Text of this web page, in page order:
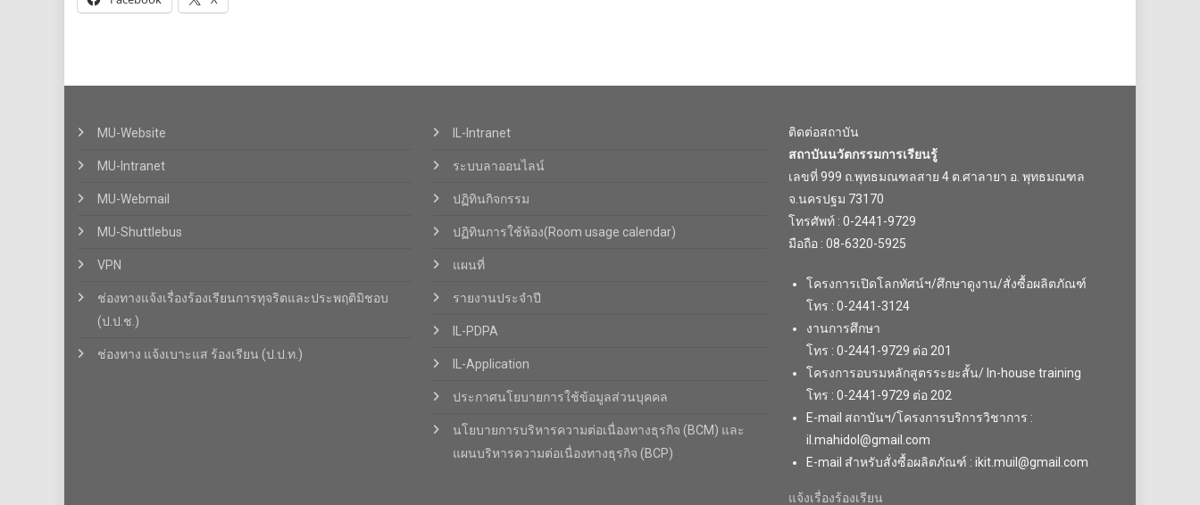
MU-Website
MU-Intranet
MU-Webmail
MU-Shuttlebus
VPN
ช่องทางแจ้งเรื่องร้องเรียนการทุจริตและประพฤติมิชอบ
(ป.ป.ช.)
ช่องทาง แจ้งเบาะแส ร้องเรียน (ป.ป.ท.)
IL-Intranet
ระบบลาออนไลน์
ปฏิทินกิจกรรม
ปฏิทินการใช้ห้อง(Room usage calendar)
แผนที่
รายงานประจำปี
IL-PDPA
IL-Application
ประกาศนโยบายการใช้ข้อมูลส่วนบุคคล
นโยบายการบริหารความต่อเนื่องทางธุรกิจ (BCM) และ
แผนบริหารความต่อเนื่องทางธุรกิจ (BCP)
ติดต่อสถาบัน
สถาบันนวัตกรรมการเรียนรู้
เลขที่ 999 ถ.พุทธมณฑลสาย 4 ต.ศาลายา อ. พุทธมณฑล
จ.นครปฐม 73170
โทรศัพท์ : 0-2441-9729
มือถือ : 08-6320-5925
โครงการเปิดโลกทัศน์ฯ/ศึกษาดูงาน/สั่งซื้อผลิตภัณฑ์
โทร : 0-2441-3124
งานการศึกษา
โทร : 0-2441-9729 ต่อ 201
โครงการอบรมหลักสูตรระยะสั้น/ In-house training
โทร : 0-2441-9729 ต่อ 202
E-mail สถาบันฯ/โครงการบริการวิชาการ :
il.mahidol@gmail.com
E-mail สำหรับสั่งซื้อผลิตภัณฑ์ : ikit.muil@gmail.com
แจ้งเรื่องร้องเรียน